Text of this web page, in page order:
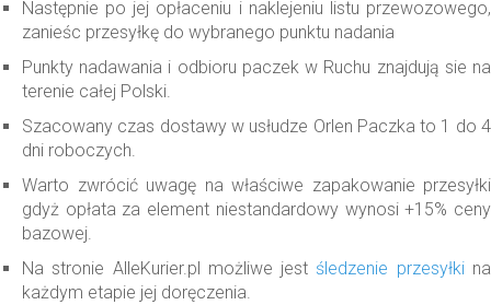
Następnie po jej opłaceniu i naklejeniu listu przewozowego,
zanieśc przesyłkę do wybranego punktu nadania
Punkty nadawania i odbioru paczek w Ruchu znajdują sie na
terenie całej Polski.
Szacowany czas dostawy w usłudze Orlen Paczka to 1 do 4
dni roboczych.
Warto zwrócić uwagę na właściwe zapakowanie przesyłki
gdyż opłata za element niestandardowy wynosi +15% ceny
bazowej.
Na stronie AlleKurier.pl możliwe jest śledzenie przesyłkina
każdym etapie jej doręczenia.